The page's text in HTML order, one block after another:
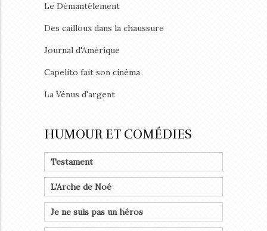
Le Démantèlement
Des cailloux dans la chaussure
Journal d'Amérique
Capelito fait son cinéma
La Vénus d'argent
HUMOUR ET COMÉDIES
Testament
L'Arche de Noé
Je ne suis pas un héros